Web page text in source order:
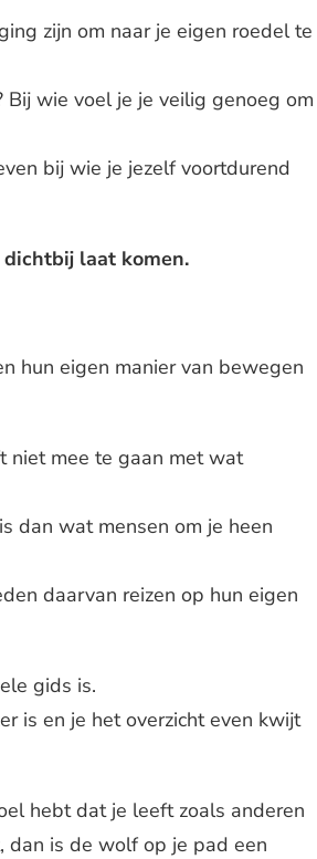
zijn om naar je eigen roedel te
wie voel je je veilig genoeg om
bij wie je jezelf voortdurend
laat komen.
hun eigen manier van bewegen
niet mee te gaan met wat
dan wat mensen om je heen
daarvan reizen op hun eigen
gids is.
is en je het overzicht even kwijt
hebt dat je leeft zoals anderen
dan is de wolf op je pad een